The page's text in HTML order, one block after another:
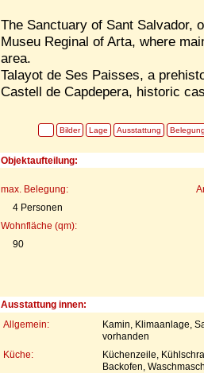
The Sanctuary of Sant Salvador,
Museu Reginal of Arta, where
area.
Talayot de Ses Paisses, a
Castell de Capdepera, historic
Bilder Lage Ausstattung
Objektaufteilung:
max. Belegung:
4 Personen
Wohnfläche (qm):
90
Ausstattung innen:
Allgemein:
Kamin, Klimaanlage,
vorhanden
Küche:
Küchenzeile,
Backofen,